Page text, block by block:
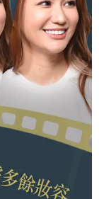
而有所不同。實
式、醫師的經